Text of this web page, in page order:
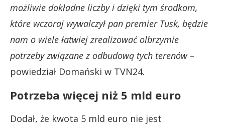
możliwie dokładne liczby i dzięki tym środkom,
które wczoraj wywalczył pan premier Tusk, będzie
nam o wiele łatwiej zrealizować olbrzymie
potrzeby związane z odbudową tych terenów –
powiedział Domański w TVN24.
Potrzeba więcej niż 5 mld euro
Dodał, że kwota 5 mld euro nie jest